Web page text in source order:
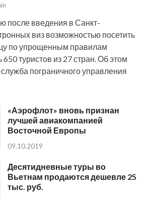
после введения в Санкт-
виз возможностью посетить
по упрощенным правилам
туристов из 27 стран. Об этом
пограничного управления
«Аэрофлот» вновь признан
лучшей авиакомпанией
Восточной Европы
09.10.2019
Десятидневные туры во
Вьетнам продаются дешевле 25
тыс. руб.